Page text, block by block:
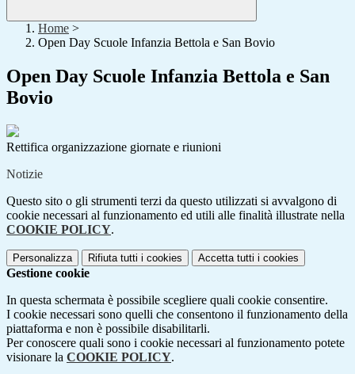
Home >
Open Day Scuole Infanzia Bettola e San Bovio
Open Day Scuole Infanzia Bettola e San
Bovio
Rettifica organizzazione giornate e riunioni
Notizie
Questo sito o gli strumenti terzi da questo utilizzati si avvalgono di
cookie necessari al funzionamento ed utili alle finalità illustrate nella
COOKIE POLICY.
Personalizza Rifiuta tutti i cookies Accetta tutti i cookies
Gestione cookie
In questa schermata è possibile scegliere quali cookie consentire.
I cookie necessari sono quelli che consentono il funzionamento della
piattaforma e non è possibile disabilitarli.
Per conoscere quali sono i cookie necessari al funzionamento potete
visionare la COOKIE POLICY.